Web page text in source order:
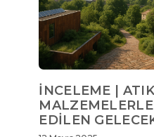
İNCELEME | ATIK
EDİLEN